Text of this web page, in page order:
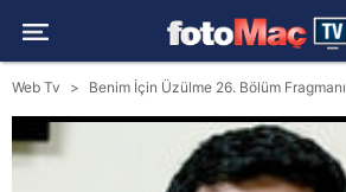
Web Tv Benim İçin Üzülme 26. Bölüm Fragmanı